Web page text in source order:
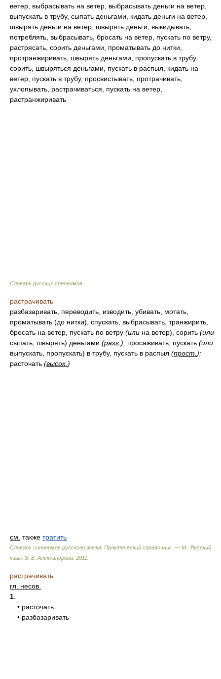
ветер, выбрасывать на ветер, выбрасывать деньги на ветер,
выпускать в трубу, сыпать деньгами, кидать деньги на ветер,
швырять деньги на ветер, швырять деньги, выкидывать,
потреблять, выбрасывать, бросать на ветер, пускать по ветру,
растрясать, сорить деньгами, проматывать до нитки,
протранжиривать, швырять деньгами, пропускать в трубу,
сорить, швыряться деньгами, пускать в распыл, кидать на
ветер, пускать в трубу, просвистывать, протрачивать,
ухлопывать, растрачиваться, пускать на ветер,
растранжиривать
Словарь русских синонимов
растрачивать
разбазаривать, переводить, изводить, убивать, мотать,
проматывать (до нитки), спускать, выбрасывать, транжирить,
бросать на ветер, пускать по ветру (или на ветер), сорить (или
сыпать, швырять) деньгами (разг. ); просаживать, пускать (или
выпускать, пропускать) в трубу, пускать в распыл (прост. );
расточать (высок. )
см. также тратить
Словарь синонимов русского языка. Практический справочник. — М.: Русский
язык. З. Е. Александрова 2011
растрачивать
гл. несов.
1
• расточать
• разбазаривать